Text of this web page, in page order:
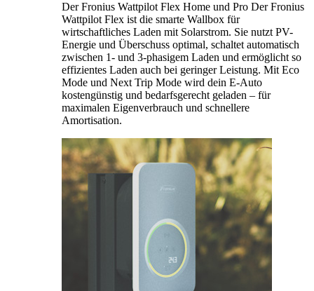
Der Fronius Wattpilot Flex Home und Pro Der Fronius
Wattpilot Flex ist die smarte Wallbox für
wirtschaftliches Laden mit Solarstrom. Sie nutzt PV-
Energie und Überschuss optimal, schaltet automatisch
zwischen 1- und 3-phasigem Laden und ermöglicht so
effizientes Laden auch bei geringer Leistung. Mit Eco
Mode und Next Trip Mode wird dein E-Auto
kostengünstig und bedarfsgerecht geladen – für
maximalen Eigenverbrauch und schnellere
Amortisation.